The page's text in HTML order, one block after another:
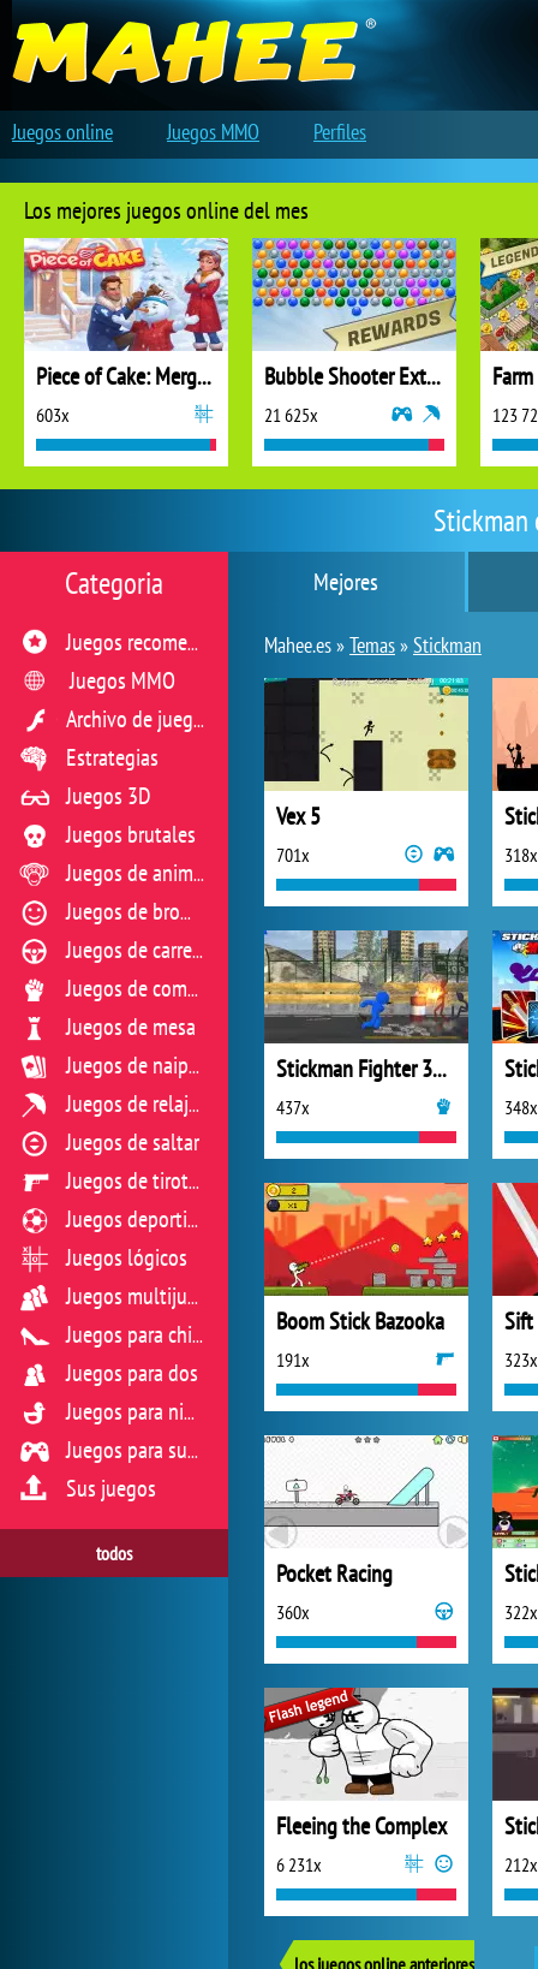
Mejores
Mahee.es »Temas»Stickman
Vex 5
701x 318x
Stickman Fighter 3D Fists of Rage
437x 348x
Boom Stick Bazooka
191x
Sift
323x
Pocket Racing
360x 322x
Fleeing the Complex
6 231x 212x
los juegos online anteriores
Categoria
Juegos recomendados
Juegos MMO
Archivo de juegos flash
Estrategias
Juegos 3D
Juegos brutales
Juegos de animales
Juegos de broma
Juegos de carreras
Juegos de combate
Juegos de mesa
Juegos de naipes
Juegos de relajación
Juegos de saltar
Juegos de tiroteo
Juegos deportivos
Juegos lógicos
Juegos multijugador
Juegos para chicas
Juegos para dos
Juegos para niños
Juegos para sus reflejos
Sus juegos
todos
Los mejores juegos online del mes
Piece of Cake: Merge and Bake
603x
Bubble Shooter Extreme
21 625x 123
Juegos online Juegos MMO Perfiles